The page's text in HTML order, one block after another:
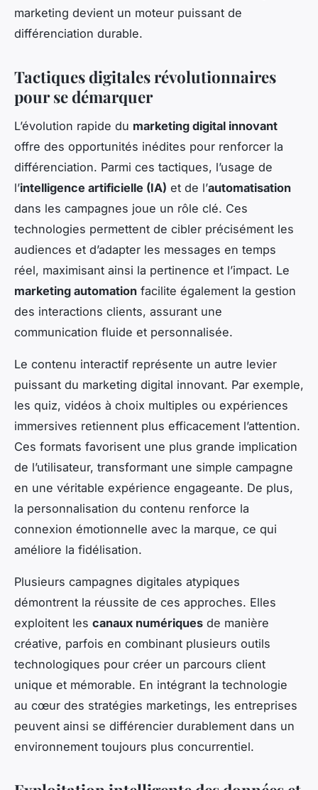
marketing devient un moteur puissant de
différenciation durable.
Tactiques digitales révolutionnaires
pour se démarquer
L’évolution rapide du marketing digital innovant
offre des opportunités inédites pour renforcer la
différenciation. Parmi ces tactiques, l’usage de
l’intelligence artificielle (IA) et de l’automatisation
dans les campagnes joue un rôle clé. Ces
technologies permettent de cibler précisément les
audiences et d’adapter les messages en temps
réel, maximisant ainsi la pertinence et l’impact. Le
marketing automation facilite également la gestion
des interactions clients, assurant une
communication fluide et personnalisée.
Le contenu interactif représente un autre levier
puissant du marketing digital innovant. Par exemple,
les quiz, vidéos à choix multiples ou expériences
immersives retiennent plus efficacement l’attention.
Ces formats favorisent une plus grande implication
de l’utilisateur, transformant une simple campagne
en une véritable expérience engageante. De plus,
la personnalisation du contenu renforce la
connexion émotionnelle avec la marque, ce qui
améliore la fidélisation.
Plusieurs campagnes digitales atypiques
démontrent la réussite de ces approches. Elles
exploitent les canaux numériques de manière
créative, parfois en combinant plusieurs outils
technologiques pour créer un parcours client
unique et mémorable. En intégrant la technologie
au cœur des stratégies marketings, les entreprises
peuvent ainsi se différencier durablement dans un
environnement toujours plus concurrentiel.